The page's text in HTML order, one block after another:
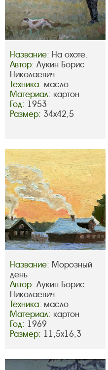
Название: На охоте.
Автор: Лукин Борис
Николаевич
Техника: масло
Материал: картон
Год: 1953
Размер: 34х42,5
Название: Морозный
день
Автор: Лукин Борис
Николаевич
Техника: масло
Материал: картон
Год: 1969
Размер: 11,5х16,3